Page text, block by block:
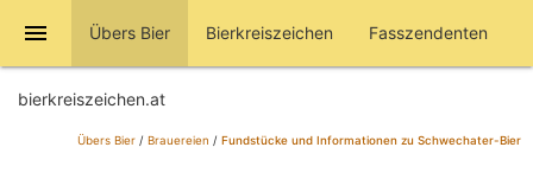
menu Übers Bier Bierkreiszeichen Fasszendenten
bierkreiszeichen.at
Übers Bier/ Brauereien / Fundstücke und Informationen zu Schwechater-Bier